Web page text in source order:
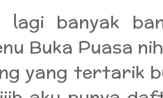
lagi banyak
Buka Puasa
yang tertarik